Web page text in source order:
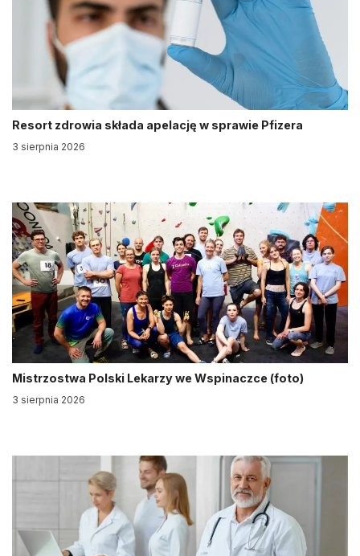
Resort zdrowia składa apelację w sprawie Pfizera
3 sierpnia 2026
Mistrzostwa Polski Lekarzy we Wspinaczce (foto)
3 sierpnia 2026